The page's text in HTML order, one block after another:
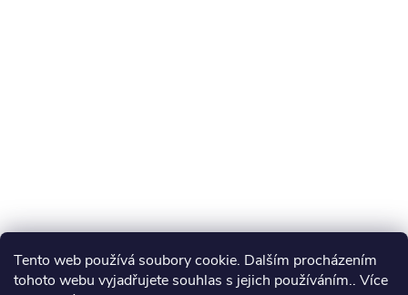
Tento web používá soubory cookie. Dalším procházením
tohoto webu vyjadřujete souhlas s jejich používáním.. Více